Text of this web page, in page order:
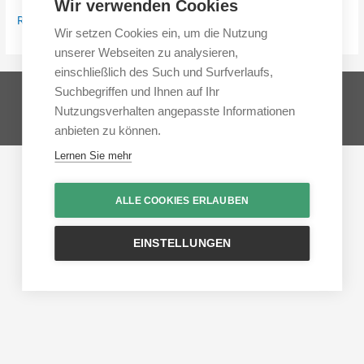
Read More »
Copyright © 2026 Umdenk-Akademie® GmbH | Alle Rechte
Impressum Datenschutzerklärung
Wir verwenden Cookies
Wir setzen Cookies ein, um die Nutzung
unserer Webseiten zu analysieren,
einschließlich des Such und Surfverlaufs,
Suchbegriffen und Ihnen auf Ihr
Nutzungsverhalten angepasste Informationen
anbieten zu können.
Lernen Sie mehr
ALLE COOKIES ERLAUBEN
EINSTELLUNGEN